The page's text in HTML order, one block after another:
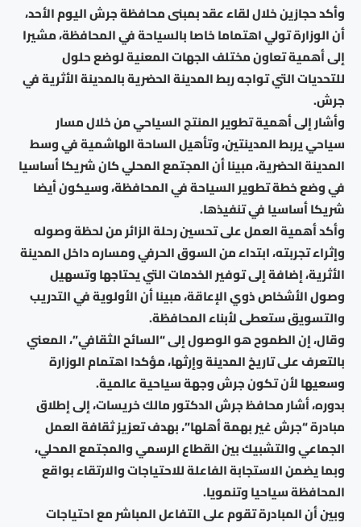
وأكد حجازين خلال لقاء عقد بمبنى محافظة جرش اليوم الأحد،
أن الوزارة تولي اهتماما خاصا بالسياحة في المحافظة، مشيرا
إلى أهمية تعاون مختلف الجهات المعنية لوضع حلول
للتحديات التي تواجه ربط المدينة الحضرية بالمدينة الأثرية في
جرش.
وأشار إلى أهمية تطوير المنتج السياحي من خلال مسار
سياحي يربط المدينتين، وتأهيل الساحة الهاشمية في وسط
المدينة الحضرية، مبينا أن المجتمع المحلي كان شريكا أساسيا
في وضع خطة تطوير السياحة في المحافظة، وسيكون أيضا
شريكا أساسيا في تنفيذها.
وأكد أهمية العمل على تحسين رحلة الزائر من لحظة وصوله
وإثراء تجربته، ابتداء من السوق الحرفي ومساره داخل المدينة
الأثرية، إضافة إلى توفير الخدمات التي يحتاجها وتسهيل
وصول الأشخاص ذوي الإعاقة، مبينا أن الأولوية في التدريب
والتسويق ستعطى لأبناء المحافظة.
وقال، إن الطموح هو الوصول إلى “السائح الثقافي”، المعني
بالتعرف على تاريخ المدينة وإرثها، مؤكدا اهتمام الوزارة
وسعيها لأن تكون جرش وجهة سياحية عالمية.
بدوره، أشار محافظ جرش الدكتور مالك خريسات، إلى إطلاق
مبادرة “جرش غير بهمة أهلها”، بهدف تعزيز ثقافة العمل
الجماعي والتشبيك بين القطاع الرسمي والمجتمع المحلي،
وبما يضمن الاستجابة الفاعلة للاحتياجات والارتقاء بواقع
المحافظة سياحيا وتنمويا.
وبين أن المبادرة تقوم على التفاعل المباشر مع احتياجات